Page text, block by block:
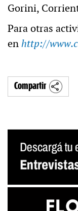
Gorini,
Para otras
enhttp://
Compartir